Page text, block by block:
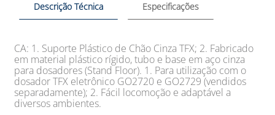
Descrição Técnica Especificações
CA: 1. Suporte Plástico de Chão Cinza TFX; 2. Fabricado
em material plástico rígido, tubo e base em aço cinza
para dosadores (Stand Floor). 1. Para utilização com o
dosador TFX eletrônico GO2720 e GO2729 (vendidos
separadamente); 2. Fácil locomoção e adaptável a
diversos ambientes.